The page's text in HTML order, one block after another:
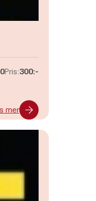
Pris:300:-
mer